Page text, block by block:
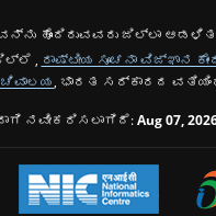
ಹೊಂದಿರುವವರು ಜಿಲ್ಲಾ ಆಡಳಿತ
,
ರಾಷ್ಟೀಯ ಸೂಚನಾ ವಿಜ್ಞಾನ
, ಭಾರತ ಸರ್ಕಾರದ
ನವೀಕರಿಸಲಾಗಿದೆ:Aug 07,